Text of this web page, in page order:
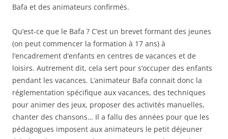
Bafa et des animateurs confirmés.
Qu’est-ce que le Bafa ? C’est un brevet formant des jeunes
(on peut commencer la formation à 17 ans) à
l’encadrement d’enfants en centres de vacances et de
loisirs. Autrement dit, cela sert pour s’occuper des enfants
pendant les vacances. L’animateur Bafa connait donc la
réglementation spécifique aux vacances, des techniques
pour animer des jeux, proposer des activités manuelles,
chanter des chansons… Il a fallu des années pour que les
pédagogues imposent aux animateurs le petit déjeuner